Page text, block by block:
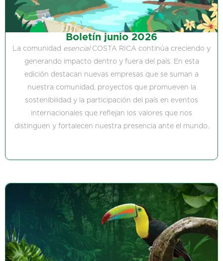
Boletín junio 2026
La comunidad esencialCOSTA RICA continúa creciendo y
generando impacto dentro y fuera del país. En esta
edición destacan nuevas empresas que se suman a
nuestra comunidad, proyectos que promueven la
sostenibilidad y la participación del país en eventos
internacionales que reflejan los valores que nos
distinguen y fortalecen nuestra presencia ante el mundo.